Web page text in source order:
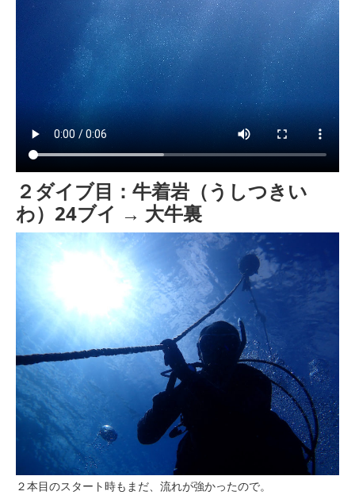
２ダイブ目：牛着岩（うしつきい
わ）24ブイ → 大牛裏
２本目のスタート時もまだ、流れが強かったので。